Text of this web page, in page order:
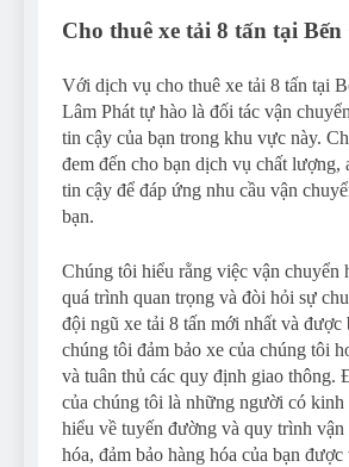
Cho thuê xe tải 8 tấn tại Bến
Với dịch vụ cho thuê xe tải 8 tấn tại
Lâm Phát tự hào là đối tác vận
tin cậy của bạn trong khu vực này.
đem đến cho bạn dịch vụ chất lượng,
tin cậy để đáp ứng nhu cầu vận
bạn.
Chúng tôi hiểu rằng việc vận chuyển
quá trình quan trọng và đòi hỏi sự
đội ngũ xe tải 8 tấn mới nhất và được
chúng tôi đảm bảo xe của chúng tôi
và tuân thủ các quy định giao thông.
của chúng tôi là những người có kinh
hiểu về tuyến đường và quy trình vận
hóa, đảm bảo hàng hóa của bạn